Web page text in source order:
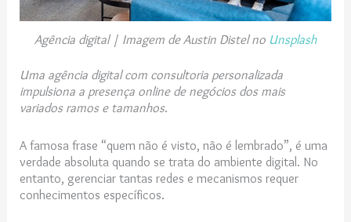
Agência digital | Imagem de Austin Distel no Unsplash
Uma agência digital com consultoria personalizada
impulsiona a presença online de negócios dos mais
variados ramos e tamanhos.
A famosa frase “quem não é visto, não é lembrado”, é uma
verdade absoluta quando se trata do ambiente digital. No
entanto, gerenciar tantas redes e mecanismos requer
conhecimentos específicos.